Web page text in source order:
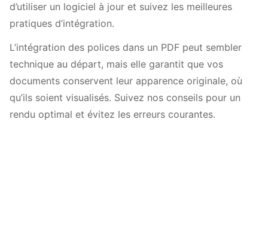
d’utiliser un logiciel à jour et suivez les meilleures
pratiques d’intégration.
L’intégration des polices dans un PDF peut sembler
technique au départ, mais elle garantit que vos
documents conservent leur apparence originale, où
qu’ils soient visualisés. Suivez nos conseils pour un
rendu optimal et évitez les erreurs courantes.